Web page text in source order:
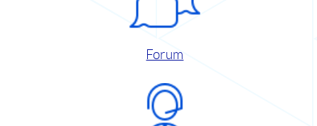
Forum